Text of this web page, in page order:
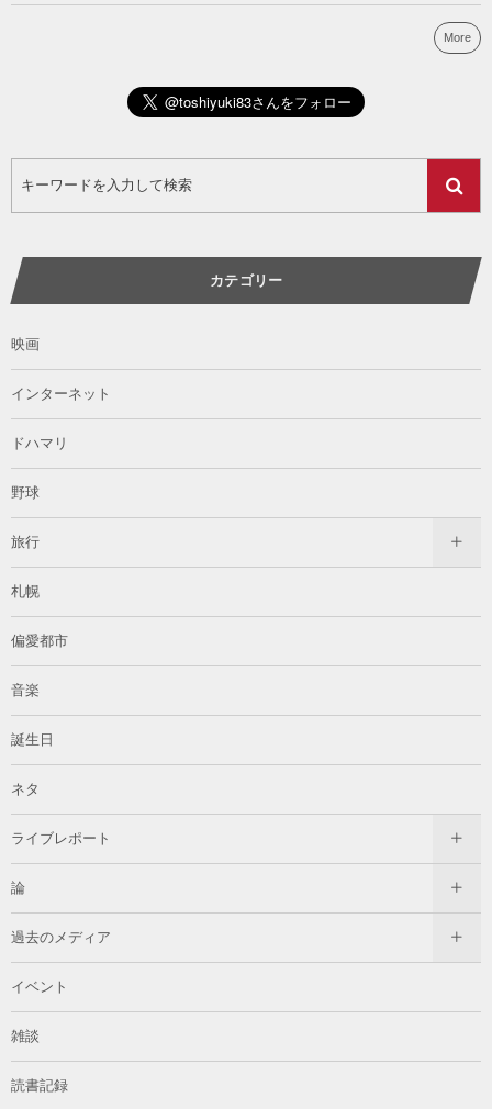
More
カテゴリー
映画
インターネット
ドハマリ
野球
旅行
札幌
偏愛都市
音楽
誕生日
ネタ
ライブレポート
論
過去のメディア
イベント
雑談
読書記録